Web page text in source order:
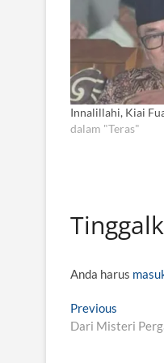
Innalillahi, Kiai
dalam "Teras"
Anda harus
N
a
Previous
r
Dari Misteri